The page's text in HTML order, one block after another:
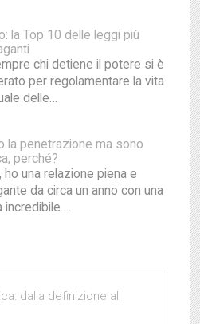
la Top 10 delle leggi più
chi detiene il potere si è
per regolamentare la vita
delle…
la penetrazione ma sono
perché?
ho una relazione piena e
da circa un anno con una
incredibile.…
dalla definizione al